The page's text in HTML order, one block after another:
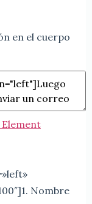
en el cuerpo
Nombre